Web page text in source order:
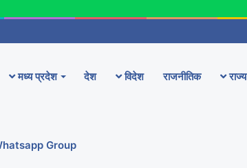
मध्य प्रदेश देश विदेश राजनीतिक राज्य
Group